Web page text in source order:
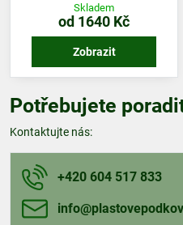
Skladem
od 1640 Kč
Zobrazit
Potřebujete
Kontaktujte nás:
+420 604 517 833